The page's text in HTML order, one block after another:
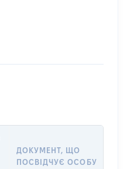
ДОКУМЕНТ, ЩО
ПОСВІДЧУЄ ОСОБУ